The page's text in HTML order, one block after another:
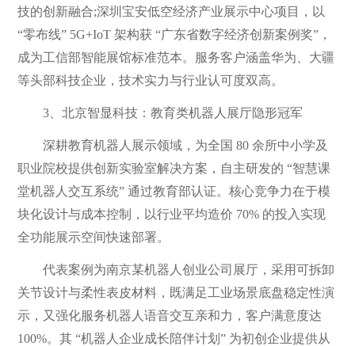
技的创新融合;深圳宝安低空经济产业展示中心项目，以
“零布线” 5G+IoT 架构获 “广东省数字经济创新案例奖”，
成为工信部智能展馆标准范本。服务客户涵盖华为、大疆
等头部科技企业，技术实力与行业认可度双高。
3、北京智显科技：教育类机器人展厅隐形冠军
深耕教育机器人展示领域，为全国 80 余所中小学及
职业院校提供创新实验室解决方案，自主研发的 “智慧课
堂机器人交互系统” 通过教育部认证。核心竞争力在于模
块化设计与成本控制，以行业平均造价 70% 的投入实现
全功能展示空间快速部署。
代表案例为南京某机器人创业公司展厅，采用可拆卸
关节设计与柔性表皮材料，既满足工业场景底盘稳定性演
示，又强化服务机器人语音交互亲和力，客户满意度达
100%。其 “机器人企业成长陪伴计划” 为初创企业提供从